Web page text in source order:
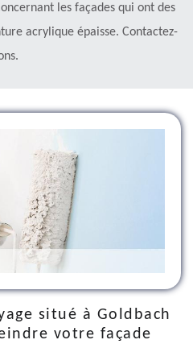
les façades qui ont des
acrylique épaisse. Contactez-
situé à Goldbach
votre façade